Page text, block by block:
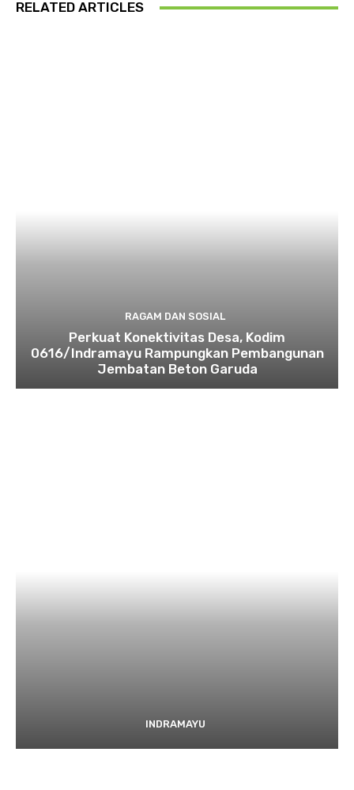
RELATED ARTICLES
RAGAM DAN SOSIAL
​Perkuat Konektivitas Desa, Kodim
0616/Indramayu Rampungkan Pembangunan
Jembatan Beton Garuda
INDRAMAYU